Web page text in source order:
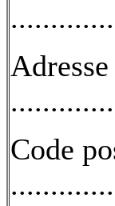
Adresse
Code